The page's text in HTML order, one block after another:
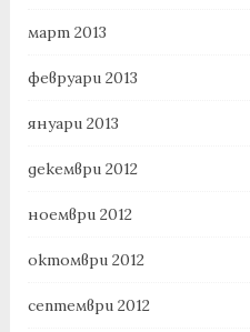
март 2013
февруари 2013
януари 2013
декември 2012
ноември 2012
октомври 2012
септември 2012